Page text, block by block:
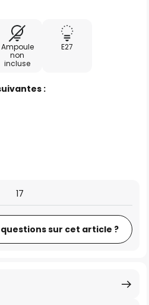
Ampoule
non
incluse
E27
:
17
questions sur cet article ?